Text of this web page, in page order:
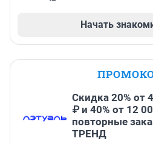
Начать
Скидка 20% от
₽ и 40% от 12
повторные
ТРЕНД